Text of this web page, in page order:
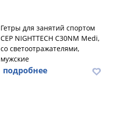
Гетры для занятий спортом
CEP NIGHTTECH C30NM Medi,
со светоотражателями,
мужские
подробнее